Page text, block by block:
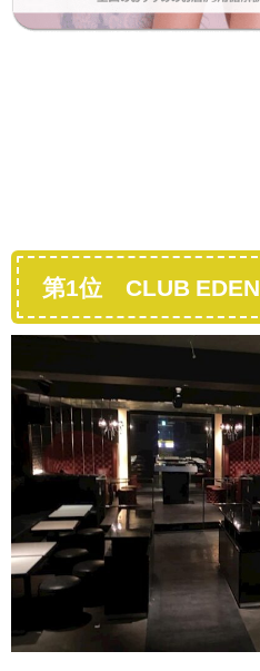
第1位 CLUB EDEN